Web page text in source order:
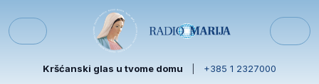
Menu
Kršćanski glas u tvome domu +385 1 2327000